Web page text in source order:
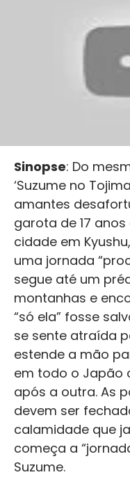
Sinopse: Do
‘Suzume no
amantes
garota de 17
cidade em
uma jornada
segue até um
montanhas e
“só ela” fosse
se sente atraída
estende a mão
em todo o Japão
após a outra. As
devem ser
calamidade que
começa a
Suzume.